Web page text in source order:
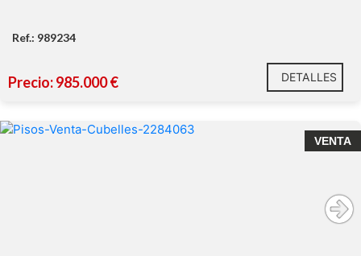
Ref.: 989234
Precio: 985.000 € DETALLES
VENTA